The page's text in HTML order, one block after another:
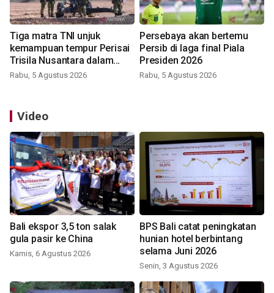
Tiga matra TNI unjuk
kemampuan tempur Perisai
Trisila Nusantara dalam
latihan di Kepri
Rabu, 5 Agustus 2026
Persebaya akan bertemu
Persib di laga final Piala
Presiden 2026
Rabu, 5 Agustus 2026
Video
Bali ekspor 3,5 ton salak
gula pasir ke China
Kamis, 6 Agustus 2026
BPS Bali catat peningkatan
hunian hotel berbintang
selama Juni 2026
Senin, 3 Agustus 2026